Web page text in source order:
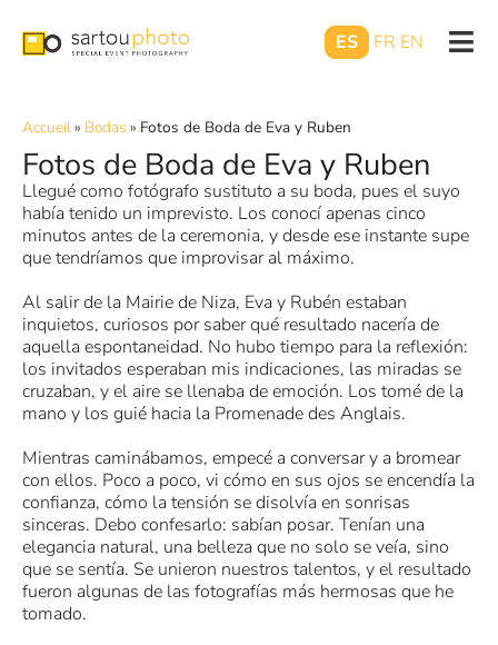
ES FR EN
Accueil» Bodas » Fotos de Boda de Eva y Ruben
Fotos de Boda de Eva y Ruben
Llegué como fotógrafo sustituto a su boda, pues el suyo
había tenido un imprevisto. Los conocí apenas cinco
minutos antes de la ceremonia, y desde ese instante supe
que tendríamos que improvisar al máximo.
Al salir de la Mairie de Niza, Eva y Rubén estaban
inquietos, curiosos por saber qué resultado nacería de
aquella espontaneidad. No hubo tiempo para la reflexión:
los invitados esperaban mis indicaciones, las miradas se
cruzaban, y el aire se llenaba de emoción. Los tomé de la
mano y los guié hacia la Promenade des Anglais.
Mientras caminábamos, empecé a conversar y a bromear
con ellos. Poco a poco, vi cómo en sus ojos se encendía la
confianza, cómo la tensión se disolvía en sonrisas
sinceras. Debo confesarlo: sabían posar. Tenían una
elegancia natural, una belleza que no solo se veía, sino
que se sentía. Se unieron nuestros talentos, y el resultado
fueron algunas de las fotografías más hermosas que he
tomado.